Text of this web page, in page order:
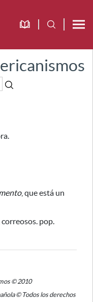
, que está un
correosos. pop.
© 2010
© Todos los derechos